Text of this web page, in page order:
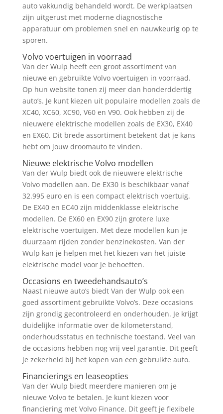
auto vakkundig behandeld wordt. De werkplaatsen
zijn uitgerust met moderne diagnostische
apparatuur om problemen snel en nauwkeurig op te
sporen.
Volvo voertuigen in voorraad
Van der Wulp heeft een groot assortiment van
nieuwe en gebruikte Volvo voertuigen in voorraad.
Op hun website tonen zij meer dan honderddertig
auto’s. Je kunt kiezen uit populaire modellen zoals de
XC40, XC60, XC90, V60 en V90. Ook hebben zij de
nieuwere elektrische modellen zoals de EX30, EX40
en EX60. Dit brede assortiment betekent dat je kans
hebt om jouw droomauto te vinden.
Nieuwe elektrische Volvo modellen
Van der Wulp biedt ook de nieuwere elektrische
Volvo modellen aan. De EX30 is beschikbaar vanaf
32.995 euro en is een compact elektrisch voertuig.
De EX40 en EC40 zijn middenklasse elektrische
modellen. De EX60 en EX90 zijn grotere luxe
elektrische voertuigen. Met deze modellen kun je
duurzaam rijden zonder benzinekosten. Van der
Wulp kan je helpen met het kiezen van het juiste
elektrische model voor je behoeften.
Occasions en tweedehandsauto’s
Naast nieuwe auto’s biedt Van der Wulp ook een
goed assortiment gebruikte Volvo’s. Deze occasions
zijn grondig gecontroleerd en onderhouden. Je krijgt
duidelijke informatie over de kilometerstand,
onderhoudsstatus en technische toestand. Veel van
de occasions hebben nog vrij veel garantie. Dit geeft
je zekerheid bij het kopen van een gebruikte auto.
Financierings en leaseopties
Van der Wulp biedt meerdere manieren om je
nieuwe Volvo te betalen. Je kunt kiezen voor
financiering met Volvo Finance. Dit geeft je flexibele